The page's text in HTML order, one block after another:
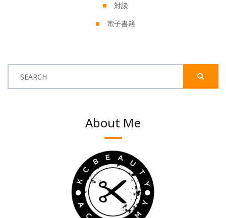
対談
電子書籍
SEARCH
About Me